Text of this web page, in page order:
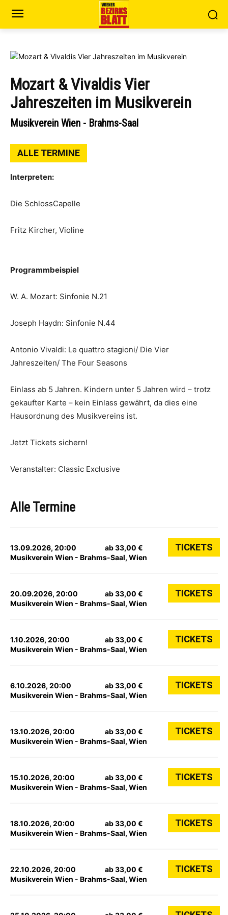
Mozart & Vivaldis Vier
Jahreszeiten im Musikverein
Musikverein Wien - Brahms-Saal
ALLE TERMINE
Interpreten:
Die SchlossCapelle
Fritz Kircher, Violine
Programmbeispiel
W. A. Mozart: Sinfonie N.21
Joseph Haydn: Sinfonie N.44
Antonio Vivaldi: Le quattro stagioni/ Die Vier
Jahreszeiten/ The Four Seasons
Einlass ab 5 Jahren. Kindern unter 5 Jahren wird – trotz
gekaufter Karte – kein Einlass gewährt, da dies eine
Hausordnung des Musikvereins ist.
Jetzt Tickets sichern!
Veranstalter: Classic Exclusive
Alle Termine
13.09.2026, 20:00
Musikverein Wien - Brahms-Saal, Wien
ab 33,00 € TICKETS
20.09.2026, 20:00
Musikverein Wien - Brahms-Saal, Wien
ab 33,00 € TICKETS
1.10.2026, 20:00
Musikverein Wien - Brahms-Saal, Wien
ab 33,00 € TICKETS
6.10.2026, 20:00
Musikverein Wien - Brahms-Saal, Wien
ab 33,00 € TICKETS
13.10.2026, 20:00
Musikverein Wien - Brahms-Saal, Wien
ab 33,00 € TICKETS
15.10.2026, 20:00
Musikverein Wien - Brahms-Saal, Wien
ab 33,00 € TICKETS
18.10.2026, 20:00
Musikverein Wien - Brahms-Saal, Wien
ab 33,00 € TICKETS
22.10.2026, 20:00
Musikverein Wien - Brahms-Saal, Wien
ab 33,00 € TICKETS